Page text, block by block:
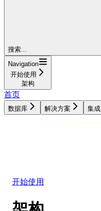
搜索...
Navigation
开始使用
架构
首页
数据库 解决方案 集成
开始使用